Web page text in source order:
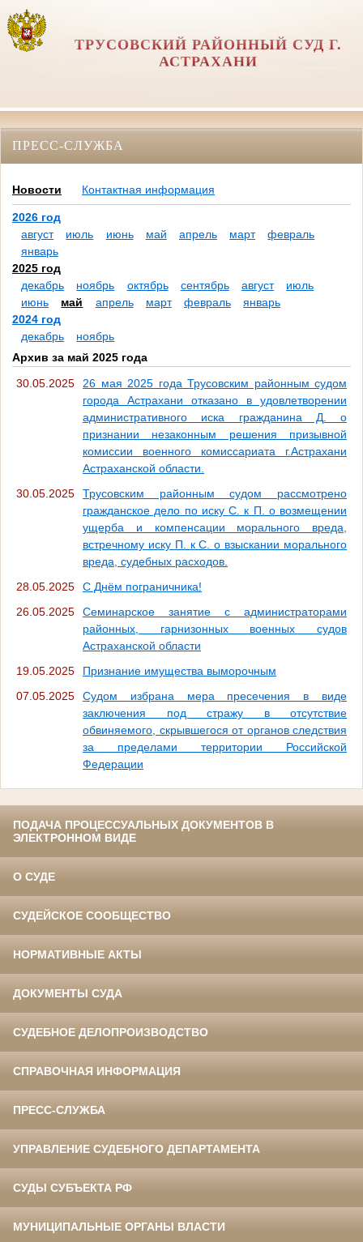
ТРУСОВСКИЙ РАЙОННЫЙ СУД Г.
АСТРАХАНИ
ПРЕСС-СЛУЖБА
Новости Контактная информация
2026 год
август
июль июнь май апрель март
февраль
январь
2025 год
декабрь
ноябрь октябрь сентябрь август
июль
июнь
май апрель март февраль
январь
2024 год
декабрь
ноябрь
Архив за май 2025 года
30.05.2025
26 мая 2025 года Трусовским районным судом
города Астрахани отказано в удовлетворении
административного иска гражданина Д. о
признании незаконным решения призывной
комиссии военного комиссариата г.Астрахани
Астраханской области.
30.05.2025
Трусовским районным судом рассмотрено
гражданское дело по иску С. к П. о возмещении
ущерба и компенсации морального вреда,
встречному иску П. к С. о взыскании морального
вреда, судебных расходов.
28.05.2025
С Днём пограничника!
26.05.2025
Семинарское занятие с администраторами
районных, гарнизонных военных судов
Астраханской области
19.05.2025
Признание имущества выморочным
07.05.2025
Судом избрана мера пресечения в виде
заключения под стражу в отсутствие
обвиняемого, скрывшегося от органов следствия
за пределами территории Российской
Федерации
ПОДАЧА ПРОЦЕССУАЛЬНЫХ ДОКУМЕНТОВ В
ЭЛЕКТРОННОМ ВИДЕ
О СУДЕ
СУДЕЙСКОЕ СООБЩЕСТВО
НОРМАТИВНЫЕ АКТЫ
ДОКУМЕНТЫ СУДА
СУДЕБНОЕ ДЕЛОПРОИЗВОДСТВО
СПРАВОЧНАЯ ИНФОРМАЦИЯ
ПРЕСС-СЛУЖБА
УПРАВЛЕНИЕ СУДЕБНОГО ДЕПАРТАМЕНТА
СУДЫ СУБЪЕКТА РФ
МУНИЦИПАЛЬНЫЕ ОРГАНЫ ВЛАСТИ